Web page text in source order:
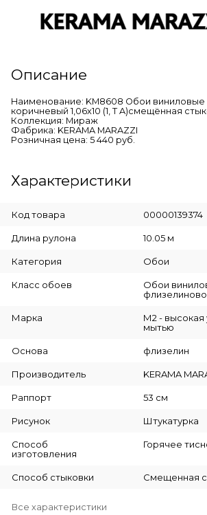
Описание
Наименование: KM8608 Обои виниловые
коричневый 1,06х10 (1, Т A)смещённая
Коллекция: Мираж
Фабрика: KERAMA MARAZZI
Розничная цена: 5 440 руб.
Характеристики
Код товара 00000139374
Длина рулона 10.05 м
Категория Обои
Класс обоев
Обои
Марка
М2 - высокая
мытью
Основа флизелин
Производитель KERAMA
Раппорт 53 см
Рисунок Штукатурка
Способ
изготовления
Горячее
Способ стыковки Смещенная
Все характеристики